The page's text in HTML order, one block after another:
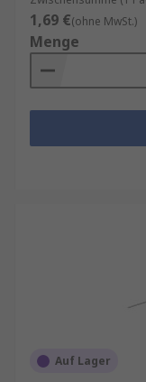
1,69 €(ohne MwSt.)
Menge
Auf Lager